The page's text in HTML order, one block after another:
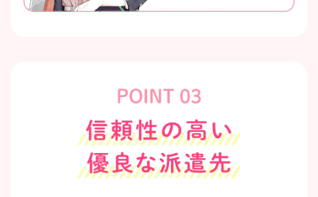
POINT03 信頼性の高い